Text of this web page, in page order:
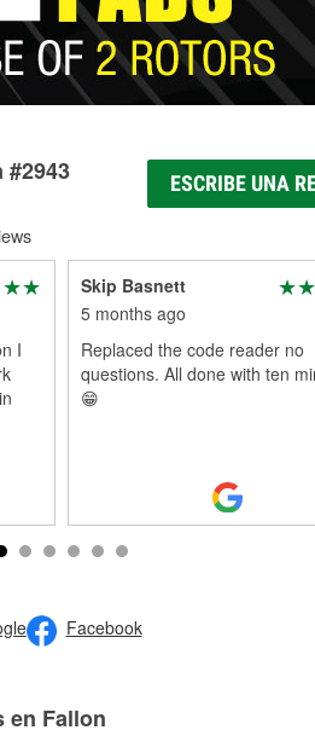
ESCRIBE UNA
I
Skip Basnett
5 months ago
Replaced the code reader no
questions. All done with ten
😁
Facebook
en Fallon